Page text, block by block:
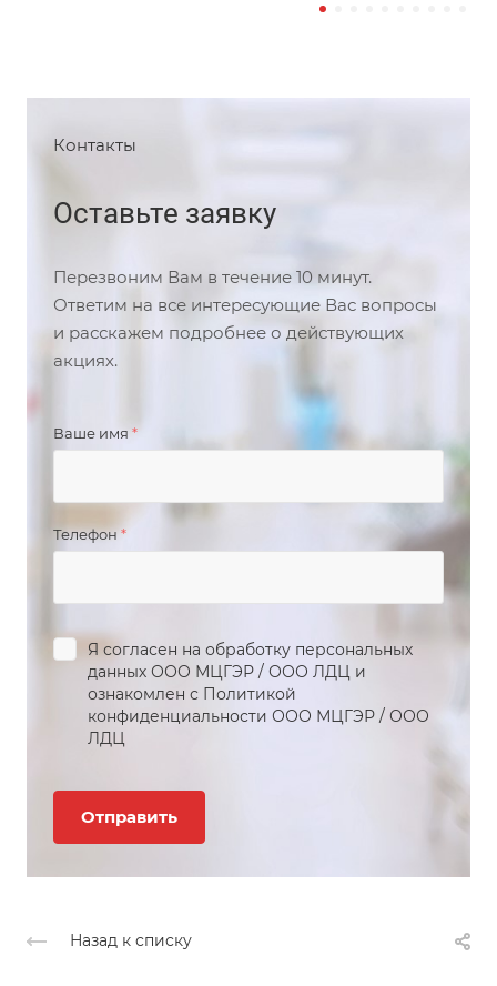
Контакты
Оставьте заявку
Перезвоним Вам в течение 10 минут.
Ответим на все интересующие Вас вопросы
и расскажем подробнее о действующих
акциях.
Ваше имя *
Телефон*
Я согласен на обработку персональных
данных ООО МЦГЭР / ООО ЛДЦ и
ознакомлен с Политикой
конфиденциальности ООО МЦГЭР / ООО
ЛДЦ
Назад к списку